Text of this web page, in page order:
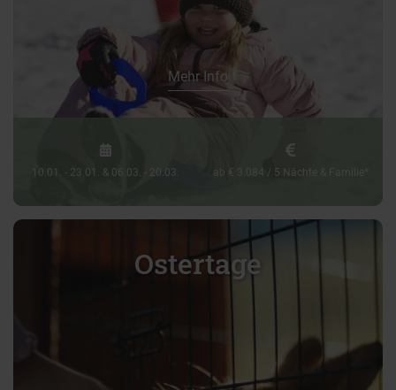
Mehr Info
10.01. - 23.01. & 06.03. - 20.03. ab € 3.084 / 5 Nächte & Familie*
Ostertage